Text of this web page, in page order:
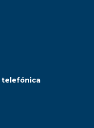
telefónica